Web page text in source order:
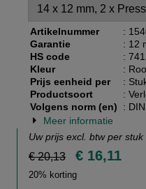
Artikelnummer
:
Garantie
: 12
HS code
:
Kleur
:
Prijs eenheid per
:
Productsoort
:
Volgens norm (en)
:
Meer informatie
Uw prijs excl. btw per stuk
€ 20,13 € 16,11
20% korting